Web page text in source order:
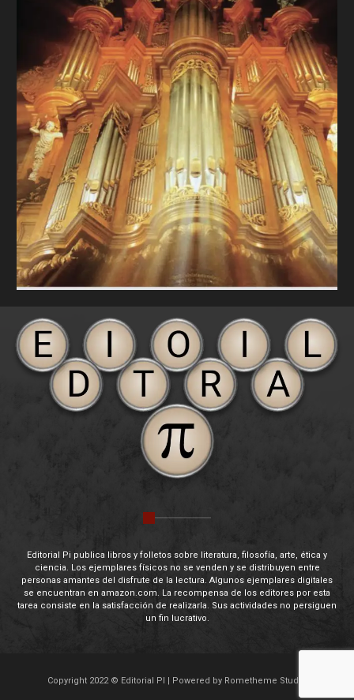
Editorial Pi publica libros y folletos sobre literatura, filosofía, arte, ética y
ciencia. Los ejemplares físicos no se venden y se distribuyen entre
personas amantes del disfrute de la lectura. Algunos ejemplares digitales
se encuentran en amazon.com. La recompensa de los editores por esta
tarea consiste en la satisfacción de realizarla. Sus actividades no persiguen
un fin lucrativo.
Copyright 2022 © Editorial PI | Powered by Rometheme Studio